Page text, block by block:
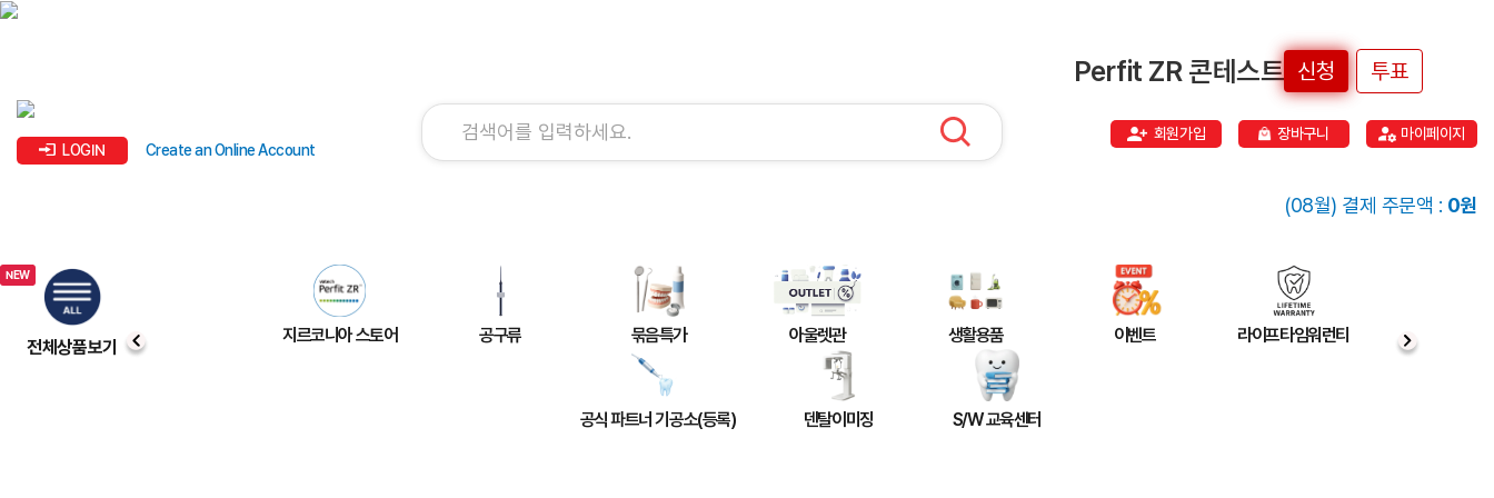
LOGIN Create an Online Account
Perfit ZR 콘테스트 신청 투표
회원가입 장바구니 마이페이지
(08월) 결제 주문액 : 0원
전체상품보기
지르코니아 스토어 공구류 묶음특가 아울렛관 생활용품 이벤트 라이프타임워런티
공식 파트너 기공소(등록) 덴탈이미징 S/W 교육센터